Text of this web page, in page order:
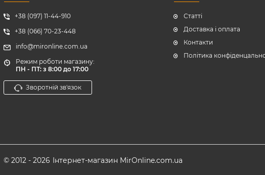
+38 (097) 11-44-910
+38 (066) 70-23-448
info@mironline.com.ua
Режим роботи магазину:
ПН - ПТ: з 8:00 до 17:00
Зворотній зв'язок
Статті
Доставка і оплата
Контакти
Політика
© 2012 - 2026 Інтернет-магазин MirOnline.com.ua